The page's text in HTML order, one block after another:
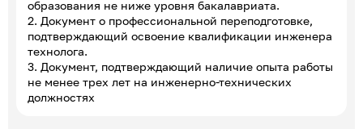
образования не ниже уровня бакалавриата.
2. Документ о профессиональной переподготовке,
подтверждающий освоение квалификации инженера
технолога.
3. Документ, подтверждающий наличие опыта работы
не менее трех лет на инженерно-технических
должностях